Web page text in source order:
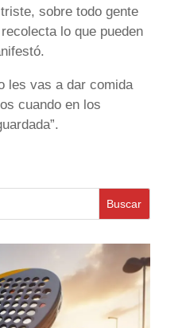
sobre todo gente
lo que pueden
les vas a dar comida
cuando en los
Buscar